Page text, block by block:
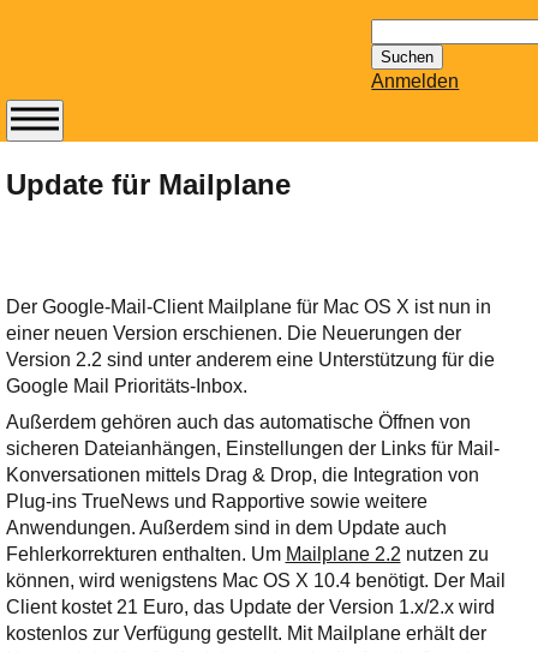
nach:
Anmelden
Update für Mailplane
Der Google-Mail-Client Mailplane für Mac OS X ist nun in
einer neuen Version erschienen. Die Neuerungen der
Version 2.2 sind unter anderem eine Unterstützung für die
Google Mail Prioritäts-Inbox.
Außerdem gehören auch das automatische Öffnen von
sicheren Dateianhängen, Einstellungen der Links für Mail-
Konversationen mittels Drag & Drop, die Integration von
Plug-ins TrueNews und Rapportive sowie weitere
Anwendungen. Außerdem sind in dem Update auch
Fehlerkorrekturen enthalten. Um Mailplane 2.2 nutzen zu
können, wird wenigstens Mac OS X 10.4 benötigt. Der Mail
Client kostet 21 Euro, das Update der Version 1.x/2.x wird
kostenlos zur Verfügung gestellt. Mit Mailplane erhält der
Abonnieren Sie den
14-tägig
erscheinenden
Der ständig aktuelle
Tipps zu Thema
Email für Sie
bereithält!
Wie z.B. Outlook,
GMail, Thunderbird
oder auch
KuNoMail, usw.
Ihre E-Mail
Adresse:
E-Mail